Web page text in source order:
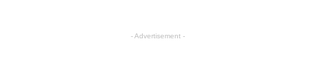
- Advertisement -